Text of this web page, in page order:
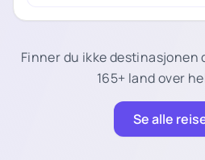
Finner du ikke destinasjonen
165+ land over
Se alle